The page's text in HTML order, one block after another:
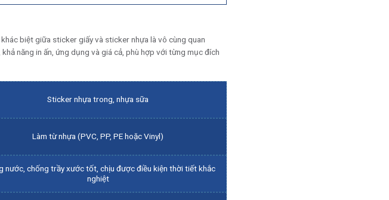
khác biệt giữa sticker giấy và sticker nhựa là vô cùng quan
năng in ấn, ứng dụng và giá cả, phù hợp với từng mục đích
Sticker nhựa trong, nhựa sữa
Làm từ nhựa (PVC, PP, PE hoặc Vinyl)
nước, chống trầy xước tốt, chịu được điều kiện thời tiết khắc
nghiệt